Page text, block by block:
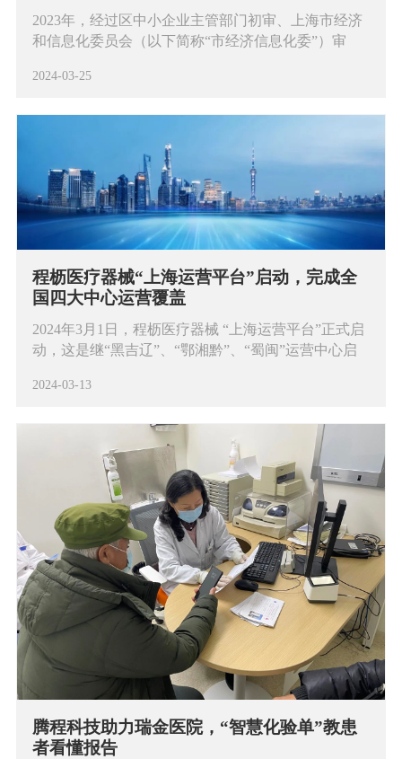
2023年，经过区中小企业主管部门初审、上海市经济
和信息化委员会（以下简称“市经济信息化委”）审
定为「2023年度上海市“专精特新”中小企业」。
2024-03-25
程枥医疗器械“上海运营平台”启动，完成全
国四大中心运营覆盖
2024年3月1日，程枥医疗器械 “上海运营平台”正式启
动，这是继“黑吉辽”、“鄂湘黔”、“蜀闽”运营中心启
2024-03-13
腾程科技助力瑞金医院，“智慧化验单”教患
者看懂报告